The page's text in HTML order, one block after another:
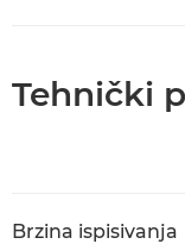
Tehnički
Brzina ispisivanja